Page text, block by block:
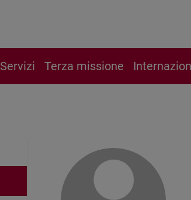
Servizi Terza missione